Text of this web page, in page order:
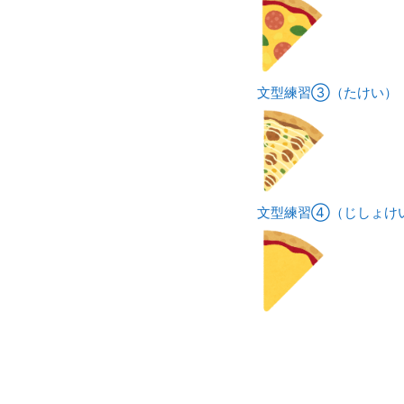
文型練習③（たけい）
文型練習④（じしょけ